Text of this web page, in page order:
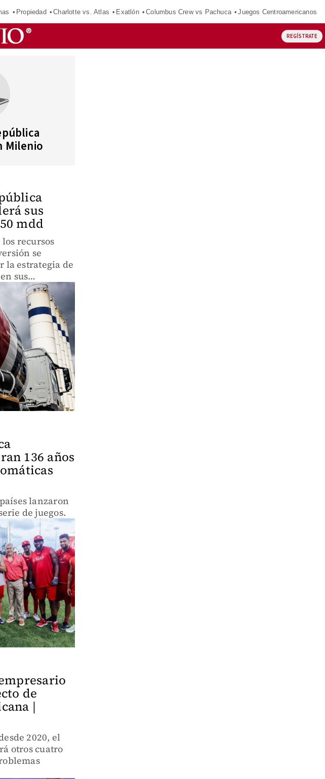
Propiedad Charlotte vs. Atlas Exatlón Columbus Crew vs Pachuca Juegos Centroamericanos
REGÍSTRATE
Milenio
sus
mdd
recursos
se
estrategia de
sus
136 años
lanzaron
de juegos.
de
|
2020, el
otros cuatro